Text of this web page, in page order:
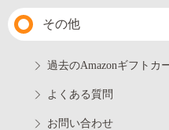
その他
過去のAmazonギフトカ
よくある質問
お問い合わせ